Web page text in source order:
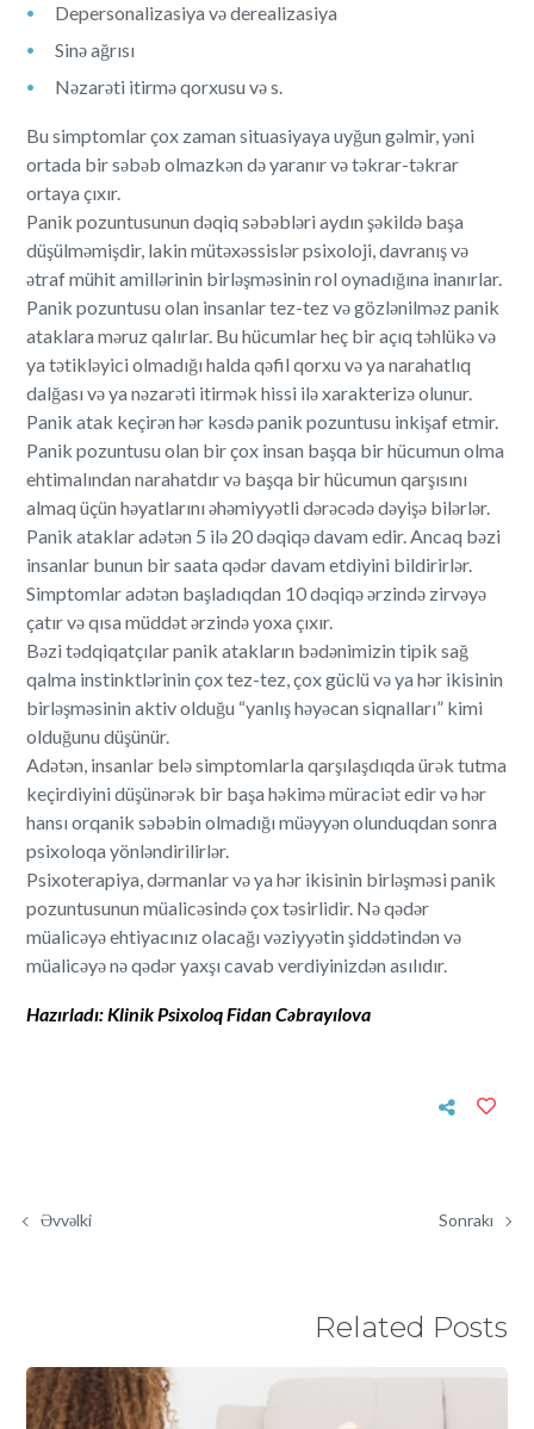
Depersonalizasiya və derealizasiya
Sinə ağrısı
Nəzarəti itirmə qorxusu və s.
Bu simptomlar çox zaman situasiyaya uyğun gəlmir, yəni
ortada bir səbəb olmazkən də yaranır və təkrar-təkrar
ortaya çıxır.
Panik pozuntusunun dəqiq səbəbləri aydın şəkildə başa
düşülməmişdir, lakin mütəxəssislər psixoloji, davranış və
ətraf mühit amillərinin birləşməsinin rol oynadığına inanırlar.
Panik pozuntusu olan insanlar tez-tez və gözlənilməz panik
ataklara məruz qalırlar. Bu hücumlar heç bir açıq təhlükə və
ya tətikləyici olmadığı halda qəfil qorxu və ya narahatlıq
dalğası və ya nəzarəti itirmək hissi ilə xarakterizə olunur.
Panik atak keçirən hər kəsdə panik pozuntusu inkişaf etmir.
Panik pozuntusu olan bir çox insan başqa bir hücumun olma
ehtimalından narahatdır və başqa bir hücumun qarşısını
almaq üçün həyatlarını əhəmiyyətli dərəcədə dəyişə bilərlər.
Panik ataklar adətən 5 ilə 20 dəqiqə davam edir. Ancaq bəzi
insanlar bunun bir saata qədər davam etdiyini bildirirlər.
Simptomlar adətən başladıqdan 10 dəqiqə ərzində zirvəyə
çatır və qısa müddət ərzində yoxa çıxır.
Bəzi tədqiqatçılar panik atakların bədənimizin tipik sağ
qalma instinktlərinin çox tez-tez, çox güclü və ya hər ikisinin
birləşməsinin aktiv olduğu “yanlış həyəcan siqnalları” kimi
olduğunu düşünür.
Adətən, insanlar belə simptomlarla qarşılaşdıqda ürək tutma
keçirdiyini düşünərək bir başa həkimə müraciət edir və hər
hansı orqanik səbəbin olmadığı müəyyən olunduqdan sonra
psixoloqa yönləndirilirlər.
Psixoterapiya, dərmanlar və ya hər ikisinin birləşməsi panik
pozuntusunun müalicəsində çox təsirlidir. Nə qədər
müalicəyə ehtiyacınız olacağı vəziyyətin şiddətindən və
müalicəyə nə qədər yaxşı cavab verdiyinizdən asılıdır.
Hazırladı: Klinik Psixoloq Fidan Cəbrayılova
Əvvəlki Sonrakı
Related Posts